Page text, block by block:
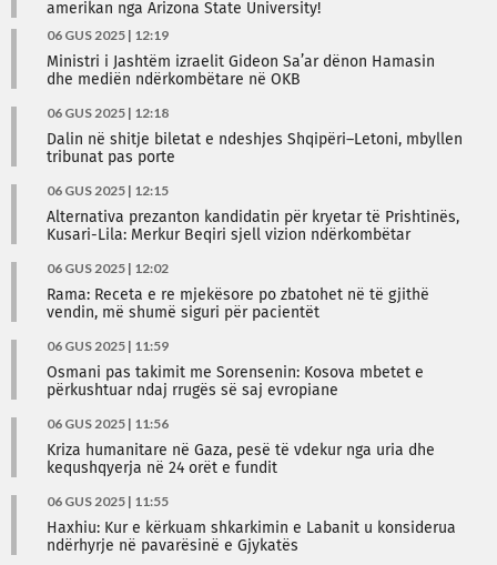
amerikan nga Arizona State University!
06 GUS 2025 | 12:19
Ministri i Jashtëm izraelit Gideon Sa’ar dënon Hamasin
dhe mediën ndërkombëtare në OKB
06 GUS 2025 | 12:18
Dalin në shitje biletat e ndeshjes Shqipëri–Letoni, mbyllen
tribunat pas porte
06 GUS 2025 | 12:15
Alternativa prezanton kandidatin për kryetar të Prishtinës,
Kusari-Lila: Merkur Beqiri sjell vizion ndërkombëtar
06 GUS 2025 | 12:02
Rama: Receta e re mjekësore po zbatohet në të gjithë
vendin, më shumë siguri për pacientët
06 GUS 2025 | 11:59
Osmani pas takimit me Sorensenin: Kosova mbetet e
përkushtuar ndaj rrugës së saj evropiane
06 GUS 2025 | 11:56
Kriza humanitare në Gaza, pesë të vdekur nga uria dhe
kequshqyerja në 24 orët e fundit
06 GUS 2025 | 11:55
Haxhiu: Kur e kërkuam shkarkimin e Labanit u konsiderua
ndërhyrje në pavarësinë e Gjykatës